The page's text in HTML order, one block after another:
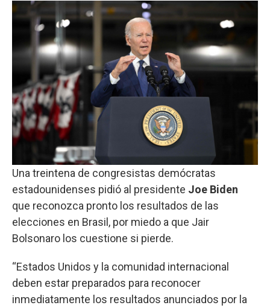
Una treintena de congresistas demócratas
estadounidenses pidió al presidente Joe Biden
que reconozca pronto los resultados de las
elecciones en Brasil, por miedo a que Jair
Bolsonaro los cuestione si pierde.
“Estados Unidos y la comunidad internacional
deben estar preparados para reconocer
inmediatamente los resultados anunciados por la